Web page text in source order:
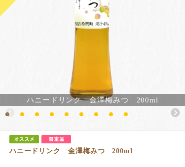
ハニードリンク 金澤梅みつ 200ml
ハニードリンク 金澤梅みつ 200ml